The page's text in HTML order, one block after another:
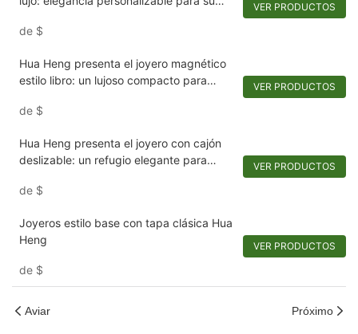
de $
VER PRODUCTOS
Hua Heng presenta el joyero magnético
estilo libro: un lujoso compacto para
de $
VER PRODUCTOS
Hua Heng presenta el joyero con cajón
deslizable: un refugio elegante para
de $
VER PRODUCTOS
Joyeros estilo base con tapa clásica Hua
Heng
de $
VER PRODUCTOS
Aviar Próximo